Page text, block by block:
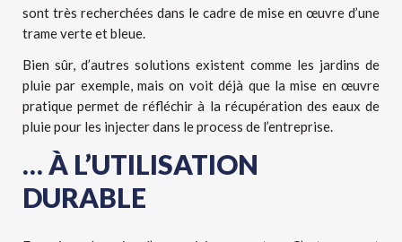
sont très recherchées dans le cadre de mise en œuvre d’une
trame verte et bleue.
Bien sûr, d’autres solutions existent comme les jardins de
pluie par exemple, mais on voit déjà que la mise en œuvre
pratique permet de réfléchir à la récupération des eaux de
pluie pour les injecter dans le process de l’entreprise.
… À L’UTILISATION
DURABLE